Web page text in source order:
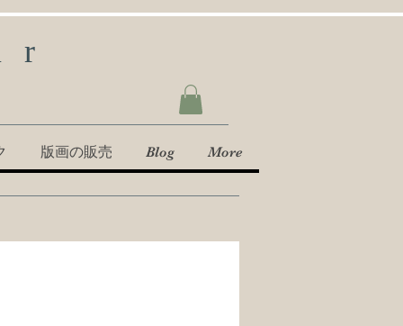
版画の販売 Blog More